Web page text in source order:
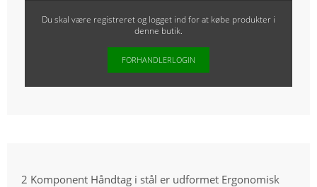
Du skal være registreret og logget ind for at købe produkter i
denne butik.
FORHANDLERLOGIN
2 Komponent Håndtag i stål er udformet Ergonomisk